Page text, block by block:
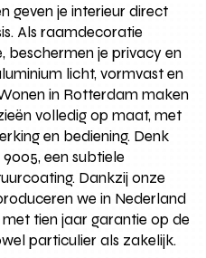
geven je interieur direct
Als raamdecoratie
beschermen je privacy en
licht, vormvast en
in Rotterdam maken
volledig op maat, met
en bediening. Denk
een subtiele
Dankzij onze
we in Nederland
tien jaar garantie op de
particulier als zakelijk.